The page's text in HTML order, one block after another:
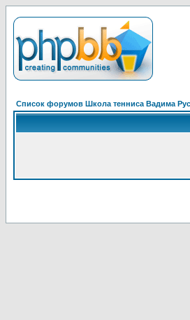
Список форумов Школа тенниса Вадима